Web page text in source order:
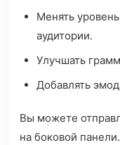
Менять
аудитории.
Улучшать
Добавлять
Вы можете
на боковой панели.